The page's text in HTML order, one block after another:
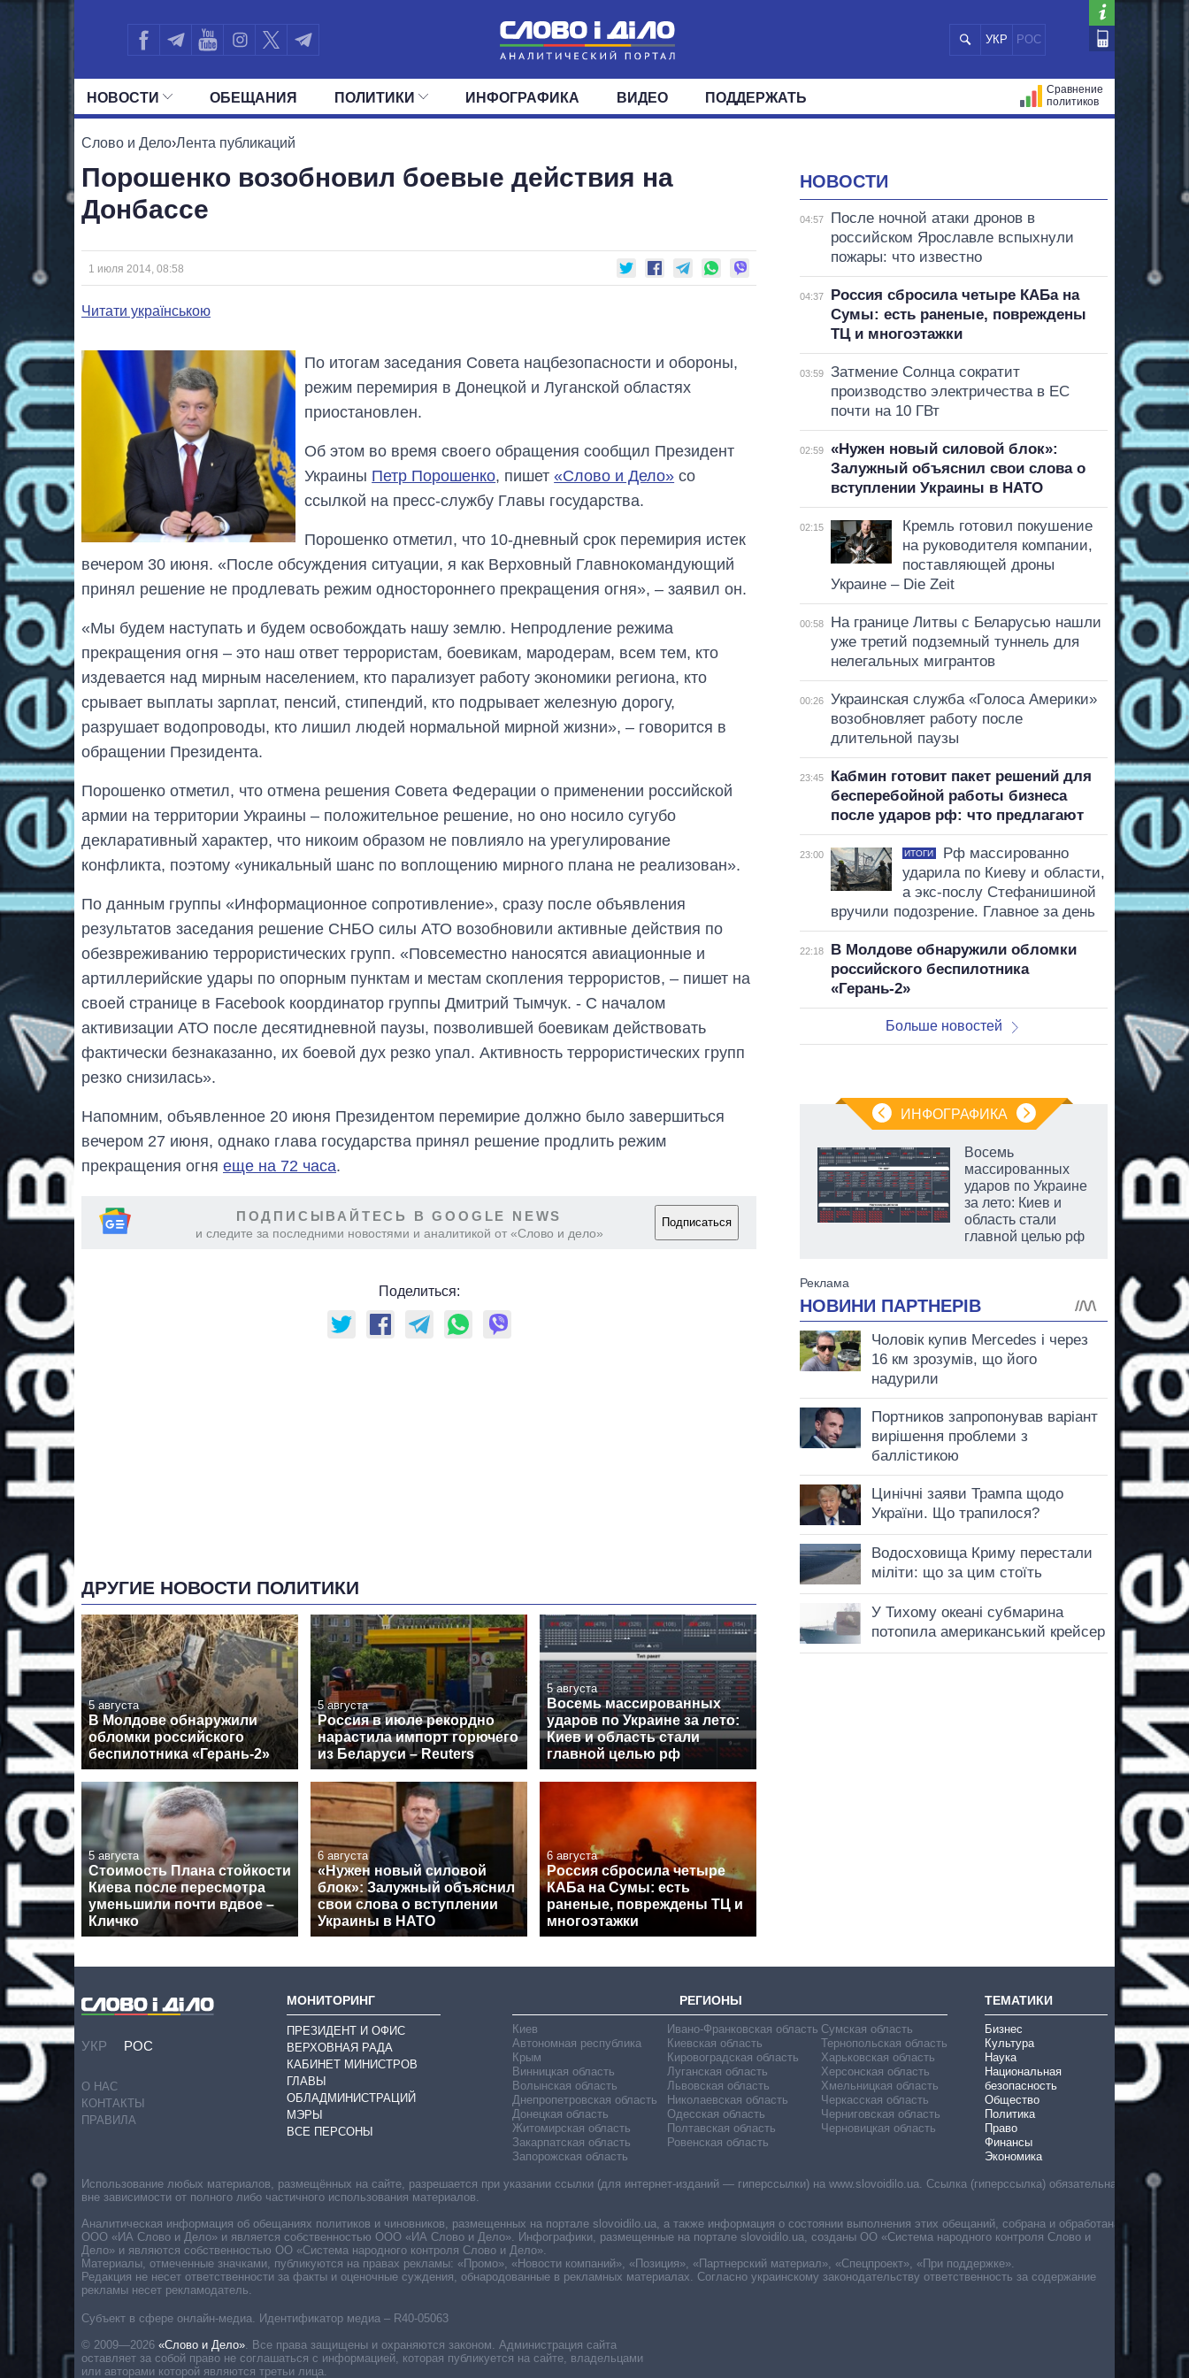
УКР РОС
НОВОСТИ
ПОЛИТИКА ЭКОНОМИКА ОБЩЕСТВО
ОБЕЩАНИЯ ПОЛИТИКИ
ВСЕ ПОЛИТИКИ
ДЕПУТАТЫ КОМИТЕТЫ ФРАКЦИИ
ИНФОГРАФИКА ВИДЕО ПОДДЕРЖАТЬ
Сравнение
политиков
Слово и Дело›Лента публикаций
Порошенко возобновил боевые действия на
Донбассе
1 июля 2014, 08:58
Читати українською
По итогам заседания Совета нацбезопасности и обороны,
режим перемирия в Донецкой и Луганской областях
приостановлен.
Об этом во время своего обращения сообщил Президент
Украины Петр Порошенко, пишет«Слово и Дело» со
ссылкой на пресс-службу Главы государства.
Порошенко отметил, что 10-дневный срок перемирия истек
вечером 30 июня. «После обсуждения ситуации, я как Верховный Главнокомандующий
принял решение не продлевать режим одностороннего прекращения огня», – заявил он.
«Мы будем наступать и будем освобождать нашу землю. Непродление режима
прекращения огня – это наш ответ террористам, боевикам, мародерам, всем тем, кто
издевается над мирным населением, кто парализует работу экономики региона, кто
срывает выплаты зарплат, пенсий, стипендий, кто подрывает железную дорогу,
разрушает водопроводы, кто лишил людей нормальной мирной жизни», – говорится в
обращении Президента.
Порошенко отметил, что отмена решения Совета Федерации о применении российской
армии на территории Украины – положительное решение, но оно носило сугубо
декларативный характер, что никоим образом не повлияло на урегулирование
конфликта, поэтому «уникальный шанс по воплощению мирного плана не реализован».
По данным группы «Информационное сопротивление», сразу после объявления
результатов заседания решение СНБО силы АТО возобновили активные действия по
обезвреживанию террористических групп. «Повсеместно наносятся авиационные и
артиллерийские удары по опорным пунктам и местам скопления террористов, – пишет на
своей странице в Facebook координатор группы Дмитрий Тымчук. - С началом
активизации АТО после десятидневной паузы, позволившей боевикам действовать
фактически безнаказанно, их боевой дух резко упал. Активность террористических групп
резко снизилась».
Напомним, объявленное 20 июня Президентом перемирие должно было завершиться
вечером 27 июня, однако глава государства принял решение продлить режим
прекращения огня еще на 72 часа.
ПОДПИСЫВАЙТЕСЬ В GOOGLE NEWS
и следите за последними новостями и аналитикой от «Слово и дело»
Подписаться
Поделиться:
ДРУГИЕ НОВОСТИ ПОЛИТИКИ
5 августа
В Молдове обнаружили
обломки российского
беспилотника «Герань-2»
5 августа
Россия в июле рекордно
нарастила импорт горючего
из Беларуси – Reuters
5 августа
Восемь массированных
ударов по Украине за лето:
Киев и область стали
главной целью рф
5 августа
Стоимость Плана стойкости
Киева после пересмотра
уменьшили почти вдвое –
Кличко
6 августа
«Нужен новый силовой
блок»: Залужный объяснил
свои слова о вступлении
Украины в НАТО
6 августа
Россия сбросила четыре
КАБа на Сумы: есть
раненые, повреждены ТЦ и
многоэтажки
НОВОСТИ
04:57
После ночной атаки дронов в
российском Ярославле вспыхнули
пожары: что известно
04:37
Россия сбросила четыре КАБа на
Сумы: есть раненые, повреждены
ТЦ и многоэтажки
03:59
Затмение Солнца сократит
производство электричества в ЕС
почти на 10 ГВт
02:59
«Нужен новый силовой блок»:
Залужный объяснил свои слова о
вступлении Украины в НАТО
02:15
Кремль готовил покушение
на руководителя компании,
поставляющей дроны
Украине – Die Zeit
00:58
На границе Литвы с Беларусью нашли
уже третий подземный туннель для
нелегальных мигрантов
00:26
Украинская служба «Голоса Америки»
возобновляет работу после
длительной паузы
23:45
Кабмин готовит пакет решений для
бесперебойной работы бизнеса
после ударов рф: что предлагают
23:00 ИТОГИ
Рф массированно
ударила по Киеву и области,
а экс-послу Стефанишиной
вручили подозрение. Главное за день
22:18
В Молдове обнаружили обломки
российского беспилотника
«Герань-2»
Больше новостей
ИНФОГРАФИКА
Украине за годы
вторжения
Восемь
массированных
ударов по Украине
за лето: Киев и
область стали
главной целью рф
УКР РОС
О НАС
КОНТАКТЫ
ПРАВИЛА
МОНИТОРИНГ
ПРЕЗИДЕНТ И ОФИС
ВЕРХОВНАЯ РАДА
КАБИНЕТ МИНИСТРОВ
ГЛАВЫ
ОБЛАДМИНИСТРАЦИЙ
МЭРЫ
ВСЕ ПЕРСОНЫ
РЕГИОНЫ
Киев
Автономная республика
Крым
Винницкая область
Волынская область
Днепропетровская область
Донецкая область
Житомирская область
Закарпатская область
Запорожская область
Ивано-Франковская область
Киевская область
Кировоградская область
Луганская область
Львовская область
Николаевская область
Одесская область
Полтавская область
Ровенская область
Сумская область
Тернопольская область
Харьковская область
Херсонская область
Хмельницкая область
Черкасская область
Черниговская область
Черновицкая область
ТЕМАТИКИ
Бизнес
Культура
Наука
Национальная
безопасность
Общество
Политика
Право
Финансы
Экономика
Субъект в сфере онлайн-медиа. Идентификатор медиа – R40-05063
© 2009—2026 «Слово и Дело» Все права защищены и охраняются законом. Администрация сайта
оставляет за собой право не соглашаться с информацией, которая публикуется на сайте, владельцами
или авторами которой являются третьи лица.
Использование любых материалов, размещённых на сайте, разрешается при указании ссылки (для интернет-изданий — гиперссылки) на www.slovoidilo.ua. Ссылка (гиперссылка) обязательна
вне зависимости от полного либо частичного использования материалов.
Аналитическая информация об обещаниях политиков и чиновников, размещенных на портале slovoidilo.ua, а также информация о состоянии выполнения этих обещаний, собрана и обработана
ООО «ИА Слово и Дело» и является собственностью ООО «ИА Слово и Дело». Инфографики, размещенные на портале slovoidilo.ua, созданы ОО «Система народного контроля Слово и
Дело» и являются собственностью ОО «Система народного контроля Слово и Дело».
Материалы, отмеченные значками, публикуются на правах рекламы: «Промо», «Новости компаний», «Позиция», «Партнерский материал», «Спецпроект», «При поддержке».
Редакция не несет ответственности за факты и оценочные суждения, обнародованные в рекламных материалах. Согласно украинскому законодательству ответственность за содержание
рекламы несет рекламодатель.